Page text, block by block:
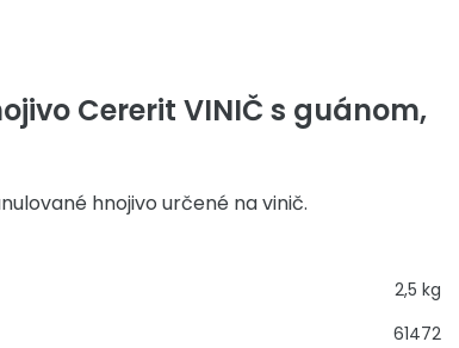
Cererit VINIČ s guánom,
hnojivo určené na vinič.
2,5 kg
61472